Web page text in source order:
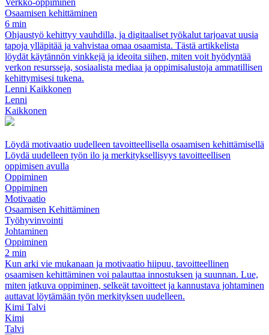
Verkko-oppiminen
Osaamisen kehittäminen
6 min
Ohjaustyö kehittyy vauhdilla, ja digitaaliset työkalut tarjoavat uusia
tapoja ylläpitää ja vahvistaa omaa osaamista. Tästä artikkelista
löydät käytännön vinkkejä ja ideoita siihen, miten voit hyödyntää
verkon resursseja, sosiaalista mediaa ja oppimisalustoja ammatillisen
kehittymisesi tukena.
Lenni Kaikkonen
Lenni
Kaikkonen
Löydä motivaatio uudelleen tavoitteellisella osaamisen kehittämisellä
Löydä uudelleen työn ilo ja merkityksellisyys tavoitteellisen
oppimisen avulla
Oppiminen
Oppiminen
Motivaatio
Osaamisen Kehittäminen
Työhyvinvointi
Johtaminen
Oppiminen
2 min
Kun arki vie mukanaan ja motivaatio hiipuu, tavoitteellinen
osaamisen kehittäminen voi palauttaa innostuksen ja suunnan. Lue,
miten jatkuva oppiminen, selkeät tavoitteet ja kannustava johtaminen
auttavat löytämään työn merkityksen uudelleen.
Kimi Talvi
Kimi
Talvi